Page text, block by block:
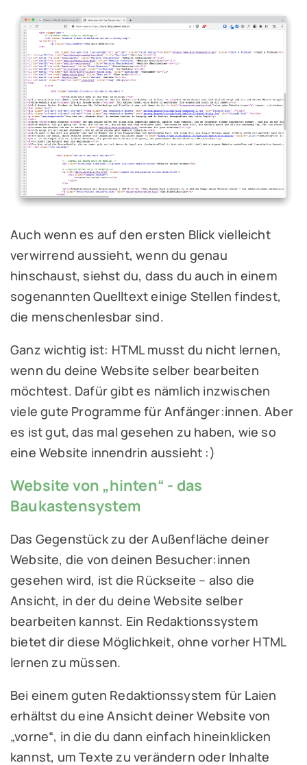
Auch wenn es auf den ersten Blick vielleicht
verwirrend aussieht, wenn du genau
hinschaust, siehst du, dass du auch in einem
sogenannten Quelltext einige Stellen findest,
die menschenlesbar sind.
Ganz wichtig ist: HTML musst du nicht lernen,
wenn du deine Website selber bearbeiten
möchtest. Dafür gibt es nämlich inzwischen
viele gute Programme für Anfänger:innen. Aber
es ist gut, das mal gesehen zu haben, wie so
eine Website innendrin aussieht :)
Website von „hinten“ - das
Baukastensystem
Das Gegenstück zu der Außenfläche deiner
Website, die von deinen Besucher:innen
gesehen wird, ist die Rückseite – also die
Ansicht, in der du deine Website selber
bearbeiten kannst. Ein Redaktionssystem
bietet dir diese Möglichkeit, ohne vorher HTML
lernen zu müssen.
Bei einem guten Redaktionssystem für Laien
erhältst du eine Ansicht deiner Website von
„vorne“, in die du dann einfach hineinklicken
kannst, um Texte zu verändern oder Inhalte